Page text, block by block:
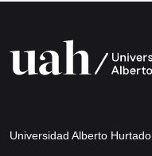
Universidad Alberto Hurtado